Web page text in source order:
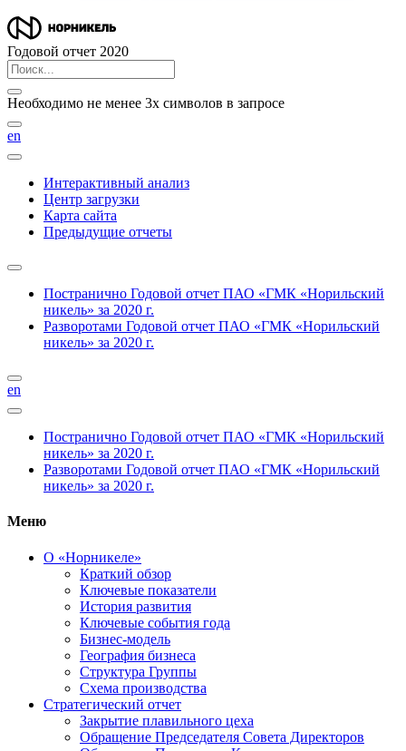
Годовой отчет 2020
Необходимо не менее 3х символов в запросе
en
Интерактивный анализ
Центр загрузки
Карта сайта
Предыдущие отчеты
Постранично Годовой отчет ПАО «ГМК «Норильский
никель» за 2020 г.
Разворотами Годовой отчет ПАО «ГМК «Норильский
никель» за 2020 г.
en
Постранично Годовой отчет ПАО «ГМК «Норильский
никель» за 2020 г.
Разворотами Годовой отчет ПАО «ГМК «Норильский
никель» за 2020 г.
Меню
О «Норникеле»
Краткий обзор
Ключевые показатели
История развития
Ключевые события года
Бизнес-модель
География бизнеса
Структура Группы
Схема производства
Стратегический отчет
Закрытие плавильного цеха
Обращение Председателя Совета Директоров